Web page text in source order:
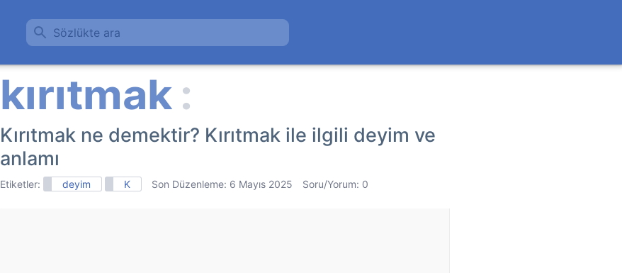
Sözlükte ara
Kırıtmak ne demektir? Kırıtmak ile ilgili deyim ve
anlamı
Etiketler: deyim K Son Düzenleme: 6 Mayıs 2025 Soru/Yorum: 0